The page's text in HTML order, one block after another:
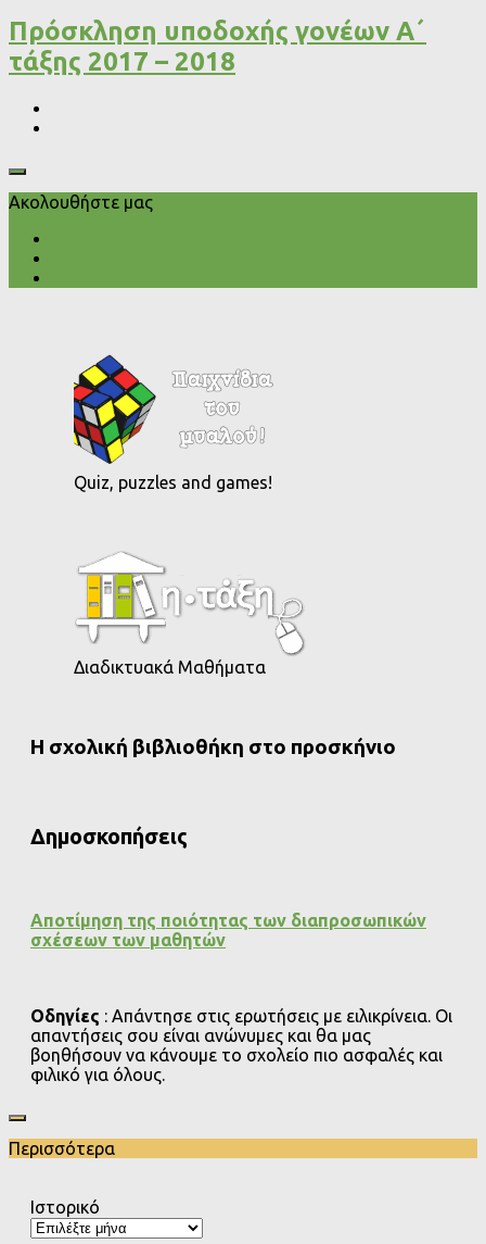
Πρόσκληση υποδοχής γονέων Α΄
τάξης 2017 – 2018
Ακολουθήστε μας
Quiz, puzzles and games!
Διαδικτυακά Μαθήματα
Η σχολική βιβλιοθήκη στο προσκήνιο
Δημοσκοπήσεις
Αποτίμηση της ποιότητας των διαπροσωπικών
σχέσεων των μαθητών
Οδηγίες : Απάντησε στις ερωτήσεις με ειλικρίνεια. Οι
απαντήσεις σου είναι ανώνυμες και θα μας
βοηθήσουν να κάνουμε το σχολείο πιο ασφαλές και
φιλικό για όλους.
Περισσότερα
Ιστορικό